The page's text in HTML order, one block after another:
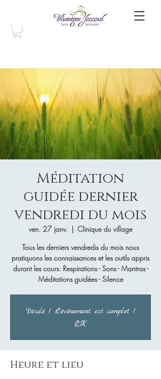
Méditation
guidée dernier
vendredi du mois
ven. 27 janv.
  |
Clinique du village
Tous les derniers vendredis du mois nous
pratiquons les connaissances et les outils appris
durant les cours: Respirations - Sons - Mantras -
Méditations guidées - Silence
Désolé ! L'événement est complet !
OK
Heure et lieu